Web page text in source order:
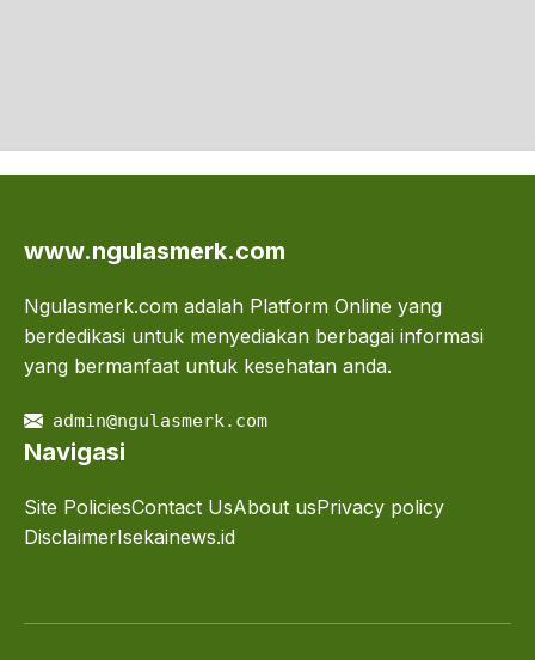
www.ngulasmerk.com
Ngulasmerk.com adalah Platform Online yang
berdedikasi untuk menyediakan berbagai informasi
yang bermanfaat untuk kesehatan anda.
admin@ngulasmerk.com
Navigasi
Site PoliciesContact UsAbout usPrivacy policy
DisclaimerIsekainews.id